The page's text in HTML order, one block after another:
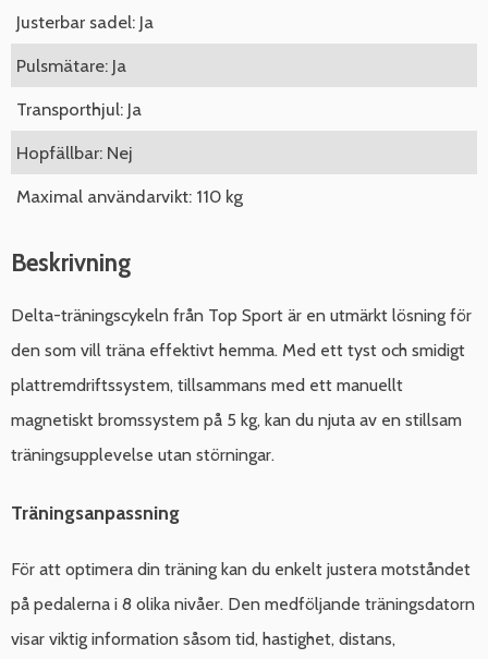
Justerbar sadel: Ja
Pulsmätare: Ja
Transporthjul: Ja
Hopfällbar: Nej
Maximal användarvikt: 110 kg
Beskrivning
Delta-träningscykeln från Top Sport är en utmärkt lösning för
den som vill träna effektivt hemma. Med ett tyst och smidigt
plattremdriftssystem, tillsammans med ett manuellt
magnetiskt bromssystem på 5 kg, kan du njuta av en stillsam
träningsupplevelse utan störningar.
Träningsanpassning
För att optimera din träning kan du enkelt justera motståndet
på pedalerna i 8 olika nivåer. Den medföljande träningsdatorn
visar viktig information såsom tid, hastighet, distans,